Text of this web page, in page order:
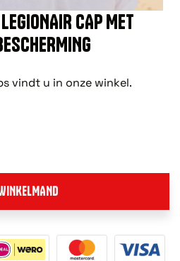
CAP MET
vindt u in onze winkel.